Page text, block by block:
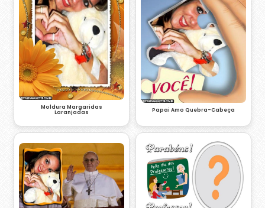
Moldura Margaridas
Laranjadas Papai Amo Quebra-Cabeça